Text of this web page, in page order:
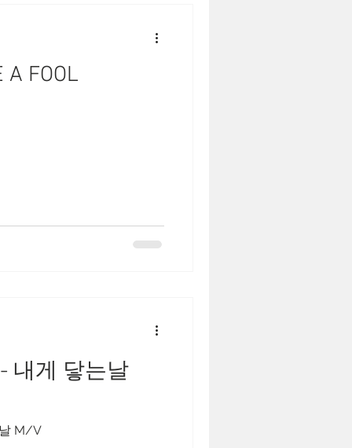
A FOOL
내게 닿는날
M/V